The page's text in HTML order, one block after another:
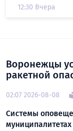
12:30 Вчера
Воронежцы
ракетной
02:07 2026-08-08
Системы